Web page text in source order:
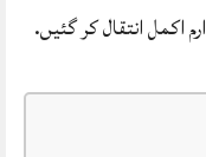
اکمل انتقال کر گئیں.